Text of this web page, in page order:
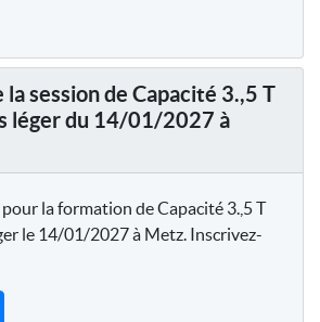
session de Capacité 3.,5 T
léger du 14/01/2027 à
la formation de Capacité 3.,5 T
le 14/01/2027 à Metz. Inscrivez-